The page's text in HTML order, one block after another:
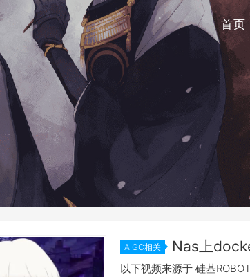
首页
AIGC相关
Nas上
Digital Human
以下视频来源于 硅基